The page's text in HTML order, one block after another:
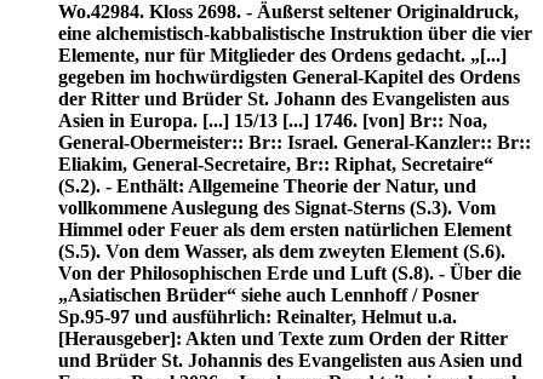
Wo.42984. Kloss 2698. - Äußerst seltener Originaldruck,
eine alchemistisch-kabbalistische Instruktion über die vier
Elemente, nur für Mitglieder des Ordens gedacht. „[...]
gegeben im hochwürdigsten General-Kapitel des Ordens
der Ritter und Brüder St. Johann des Evangelisten aus
Asien in Europa. [...] 15/13 [...] 1746. [von] Br:: Noa,
General-Obermeister:: Br:: Israel. General-Kanzler:: Br::
Eliakim, General-Secretaire, Br:: Riphat, Secretaire“
(S.2). - Enthält: Allgemeine Theorie der Natur, und
vollkommene Auslegung des Signat-Sterns (S.3). Vom
Himmel oder Feuer als dem ersten natürlichen Element
(S.5). Von dem Wasser, als dem zweyten Element (S.6).
Von der Philosophischen Erde und Luft (S.8). - Über die
„Asiatischen Brüder“ siehe auch Lennhoff / Posner
Sp.95-97 und ausführlich: Reinalter, Helmut u.a.
[Herausgeber]: Akten und Texte zum Orden der Ritter
und Brüder St. Johannis des Evangelisten aus Asien und